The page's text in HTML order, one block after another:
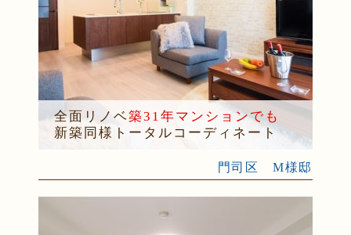
全面リノベ築31年マンションでも
新築同様トータルコーディネート
門司区 M様邸